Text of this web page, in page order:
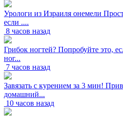
Урологи из Израиля онемели
если ....
8 часов назад
Грибок ногтей? Попробуйте это,
ног...
7 часов назад
Завязать с курением за 3 мин!
домашний...
10 часов назад